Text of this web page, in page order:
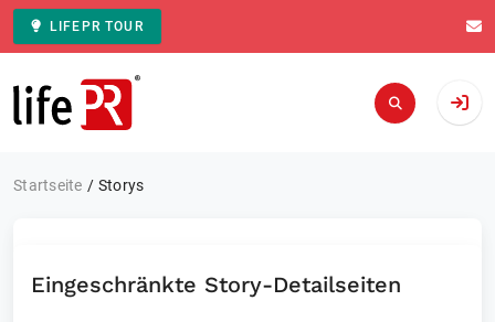
LIFEPR TOUR
Zur Startseite
Startseite Storys
Eingeschränkte Story-Detailseiten